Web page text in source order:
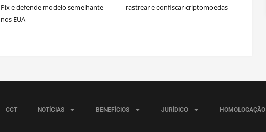
Pix e defende modelo semelhante
nos EUA
rastrear e confiscar criptomoedas
CCT NOTÍCIAS BENEFÍCIOS JURÍDICO HOMOLOGAÇÃO